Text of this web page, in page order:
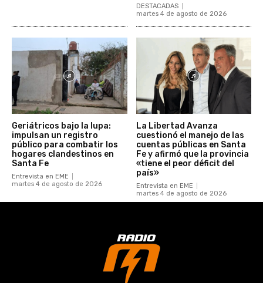
DESTACADAS
martes 4 de agosto de 2026
Geriátricos bajo la lupa:
impulsan un registro
público para combatir los
hogares clandestinos en
Santa Fe
Entrevista en EME
martes 4 de agosto de 2026
La Libertad Avanza
cuestionó el manejo de las
cuentas públicas en Santa
Fe y afirmó que la provincia
«tiene el peor déficit del
país»
Entrevista en EME
martes 4 de agosto de 2026